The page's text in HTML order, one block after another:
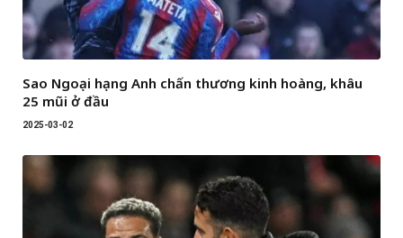
Sao Ngoại hạng Anh chấn thương kinh hoàng, khâu
25 mũi ở đầu
2025-03-02